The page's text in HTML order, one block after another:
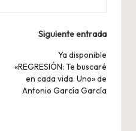
Siguiente entrada
Ya disponible
«REGRESIÓN: Te buscaré
en cada vida. Uno» de
Antonio García García